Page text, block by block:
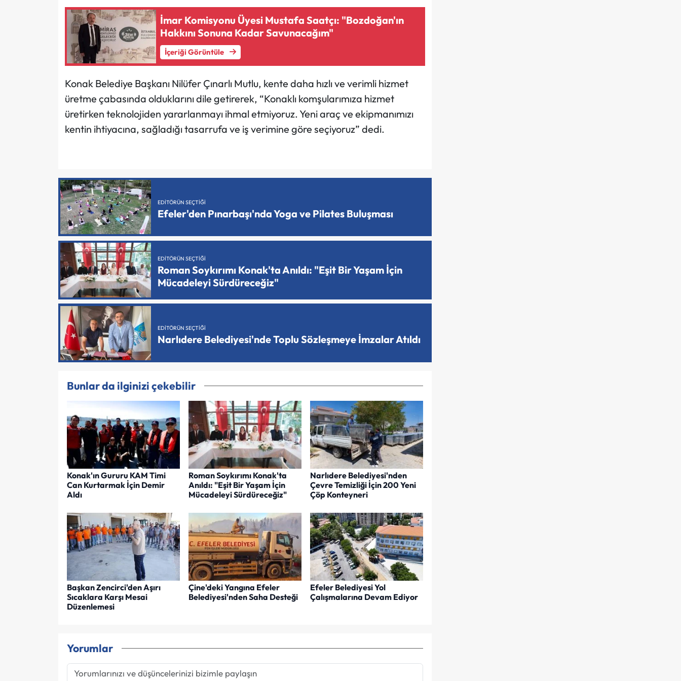
İmar Komisyonu Üyesi Mustafa Saatçı: "Bozdoğan'ın
Hakkını Sonuna Kadar Savunacağım"
İçeriği Görüntüle
Konak Belediye Başkanı Nilüfer Çınarlı Mutlu, kente daha hızlı ve verimli hizmet
üretme çabasında olduklarını dile getirerek, “Konaklı komşularımıza hizmet
üretirken teknolojiden yararlanmayı ihmal etmiyoruz. Yeni araç ve ekipmanımızı
kentin ihtiyacına, sağladığı tasarrufa ve iş verimine göre seçiyoruz” dedi.
EDITÖRÜN SEÇTIĞI
Efeler'den Pınarbaşı'nda Yoga ve Pilates Buluşması
EDITÖRÜN SEÇTIĞI
Roman Soykırımı Konak'ta Anıldı: "Eşit Bir Yaşam İçin
Mücadeleyi Sürdüreceğiz"
EDITÖRÜN SEÇTIĞI
Narlıdere Belediyesi'nde Toplu Sözleşmeye İmzalar Atıldı
Bunlar da ilginizi çekebilir
Konak'ın Gururu KAM Timi
Can Kurtarmak İçin Demir
Aldı
Roman Soykırımı Konak'ta
Anıldı: "Eşit Bir Yaşam İçin
Mücadeleyi Sürdüreceğiz"
Narlıdere Belediyesi'nden
Çevre Temizliği İçin 200 Yeni
Çöp Konteyneri
Başkan Zencirci'den Aşırı
Sıcaklara Karşı Mesai
Düzenlemesi
Çine'deki Yangına Efeler
Belediyesi'nden Saha Desteği
Efeler Belediyesi Yol
Çalışmalarına Devam Ediyor
Yorumlar